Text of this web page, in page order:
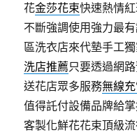
花金莎花束快速熱情
不斷強調使用強力最
區洗衣店來代墊手工
洗店推薦只要透過網
送花店眾多服務無線
值得託付設備品牌給
客製化鮮花花束頂級